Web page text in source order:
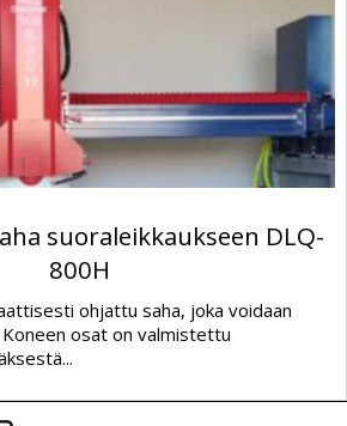
suoraleikkaukseen DLQ-
800H
ohjattu saha, joka voidaan
osat on valmistettu